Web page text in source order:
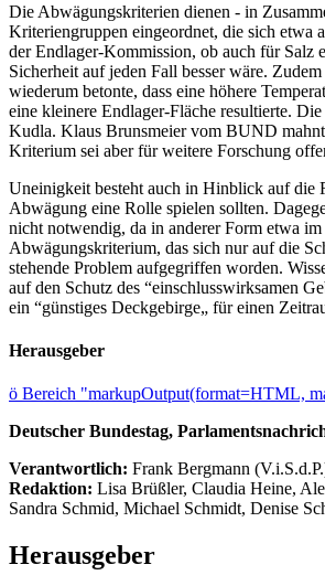
Die Abwägungskriterien dienen - in
Kriteriengruppen eingeordnet, die sich etwa
der Endlager-Kommission, ob auch für Salz
Sicherheit auf jeden Fall besser wäre.
wiederum betonte, dass eine höhere
eine kleinere Endlager-Fläche resultierte.
Kudla. Klaus Brunsmeier vom BUND
Kriterium sei aber für weitere Forschung
Uneinigkeit besteht auch in Hinblick auf die
Abwägung eine Rolle spielen sollten.
nicht notwendig, da in anderer Form etwa
Abwägungskriterium, das sich nur auf die
stehende Problem aufgegriffen worden.
auf den Schutz des “einschlusswirksamen
ein “günstiges Deckgebirge„ für einen
Herausgeber
ö Bereich "markupOutput(format=HTML,
Deutscher Bundestag,
Verantwortlich: Frank Bergmann
Redaktion: Lisa Brüßler, Claudia Heine,
Sandra Schmid, Michael Schmidt, Denise
Herausgeber